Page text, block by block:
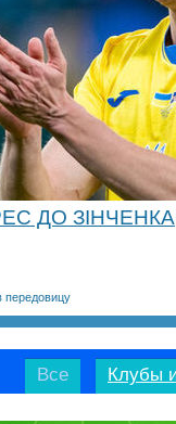
ДО ЗІНЧЕНКА
передовицу
Все Клубы